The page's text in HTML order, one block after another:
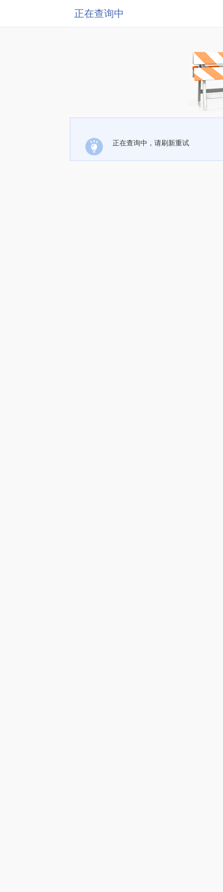
正在查询中
正在查询中，请刷新重试